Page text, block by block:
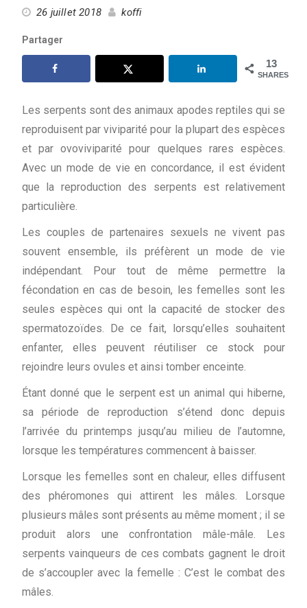
26 juillet 2018 koffi
Partager
13
SHARES
Les serpents sont des animaux apodes reptiles qui se
reproduisent par viviparité pour la plupart des espèces
et par ovoviviparité pour quelques rares espèces.
Avec un mode de vie en concordance, il est évident
que la reproduction des serpents est relativement
particulière.
Les couples de partenaires sexuels ne vivent pas
souvent ensemble, ils préfèrent un mode de vie
indépendant. Pour tout de même permettre la
fécondation en cas de besoin, les femelles sont les
seules espèces qui ont la capacité de stocker des
spermatozoïdes. De ce fait, lorsqu’elles souhaitent
enfanter, elles peuvent réutiliser ce stock pour
rejoindre leurs ovules et ainsi tomber enceinte.
Étant donné que le serpent est un animal qui hiberne,
sa période de reproduction s’étend donc depuis
l’arrivée du printemps jusqu’au milieu de l’automne,
lorsque les températures commencent à baisser.
Lorsque les femelles sont en chaleur, elles diffusent
des phéromones qui attirent les mâles. Lorsque
plusieurs mâles sont présents au même moment ; il se
produit alors une confrontation mâle-mâle. Les
serpents vainqueurs de ces combats gagnent le droit
de s’accoupler avec la femelle : C’est le combat des
mâles.